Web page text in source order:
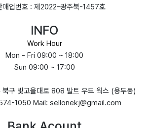
매업번호 : 제2022-광주북-1457호
INFO
Work Hour
Mon - Fri 09:00 ~ 18:00
Sun 09:00 ~ 17:00
북구 빛고을대로 808 발트 우드 웍스 (용두동)
1050 Mail: sellonekj@gmail.com